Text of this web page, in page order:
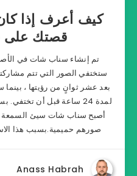
كيف أعرف إذا
قصتك
تم إنشاء سناب شات في
ستختفي الصور التي تتم
بعد عشر ثوانٍ من رؤيتها ،
لمدة 24 ساعة قبل أن
أصبح سناب شات سيئ السمعة
صورهم حميمية.بسبب هذا
Anass Habrah